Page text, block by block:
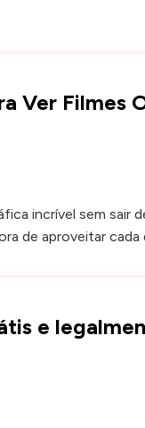
Ver Filmes
incrível sem
de aproveitar
e